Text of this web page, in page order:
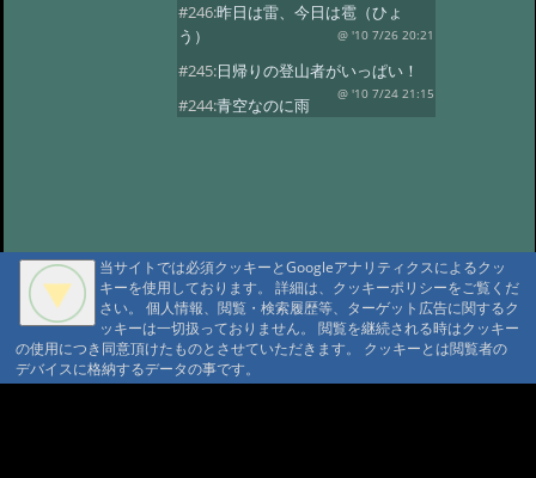
#246:昨日は雷、今日は雹（ひょ
う）
@ '10 7/26 20:21
#245:日帰りの登山者がいっぱい！
@ '10 7/24 21:15
#244:青空なのに雨
花見
@ '10 7/16 22:17
#240:花を楽しむ会 @ '10 7/13 22:32
#239:唐沢林道の復旧 @ '10 7/5 20:48
#238:雷と大雨 @ '10 7/2 21:16
当サイトでは必須クッキーとGoogleアナリティクスによるクッ
キーを使用しております。 詳細は、クッキーポリシーをご覧くだ
さい。 個人情報、閲覧・検索履歴等、ターゲット広告に関するク
ッキーは一切扱っておりません。 閲覧を継続される時はクッキー
の使用につき同意頂けたものとさせていただきます。 クッキーとは閲覧者の
デバイスに格納するデータの事です。